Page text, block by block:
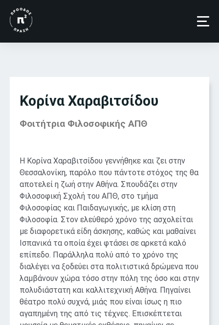
Κορίνα Χαραβιτσίδου
Φοιτήτρια Φιλοσοφικής ΑΠΘ​
H Κορίνα Χαραβιτσίδου γεννήθηκε και ζει στην
Θεσσαλονίκη, παρόλο που πάντοτε στόχος της θα
αποτελεί η ζωή στην Αθήνα. Σπουδάζει στην
Φιλοσοφική Σχολή του ΑΠΘ, στο τμήμα
Φιλοσοφίας και Παιδαγωγικής, με κλίση στη
Φιλοσοφία. Στον ελεύθερό χρόνο της ασχολείται
με διαφορετικά είδη άσκησης, καθώς και μαθαίνει
Ισπανικά τα οποία έχει φτάσει σε αρκετά καλό
επίπεδο. Παράλληλα πολύ από το χρόνο της
διαλέγει να ξοδεύει στα πολιτιστικά δρώμενα που
λαμβάνουν χώρα τόσο στην πόλη της όσο και στην
πολυδιάστατη και καλλιτεχνική Αθήνα. Πηγαίνει
θέατρο πολύ συχνά, μιάς που είναι ίσως η πιο
αγαπημένη της από τις τέχνες. Επισκέπτεται